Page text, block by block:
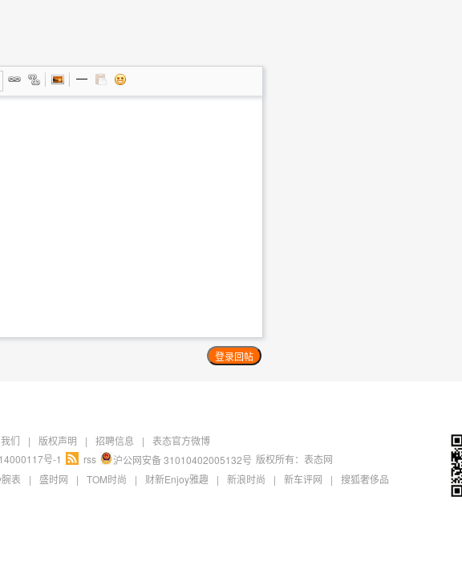
们 | 版权声明 | 招聘信息 |
表态官方微博
版权所有：表态网
号-1 rss
沪公网安备 31010402005132号
表 | 盛时网 | TOM时尚 | 财新Enjoy雅趣 | 新浪时尚 | 新车评网 | 搜狐奢侈品